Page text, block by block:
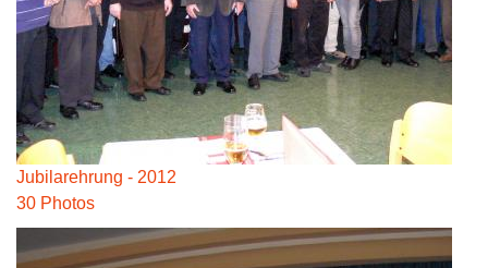
Jubilarehrung - 2012
30 Photos